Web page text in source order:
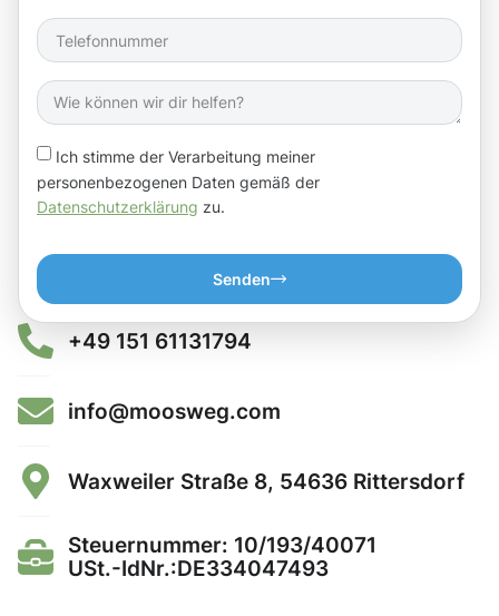
Ich stimme der Verarbeitung meiner
personenbezogenen Daten gemäß der
Datenschutzerklärung zu.
Senden
+49 151 61131794
info@moosweg.com
Waxweiler Straße 8, 54636 Rittersdorf
Steuernummer: 10/193/40071
USt.-IdNr.:DE334047493